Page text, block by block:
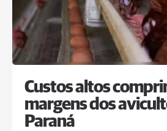
Custos altos
margens dos
Paraná